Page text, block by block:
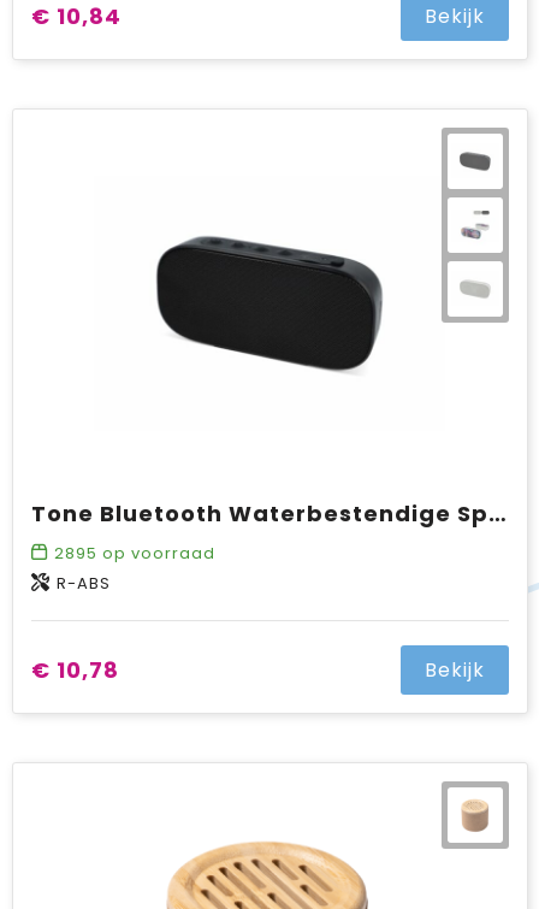
€ 10,84 Bekijk
Tone Bluetooth Waterbestendige Speaker 5W R-ABS
2895 op voorraad
R-ABS
€ 10,78 Bekijk